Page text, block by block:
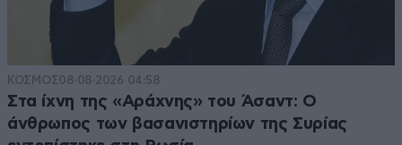
ΚΟΣΜΟΣ08·08·2026 04:58
Στα ίχνη της «Αράχνης» του Άσαντ: Ο
άνθρωπος των βασανιστηρίων της Συρίας